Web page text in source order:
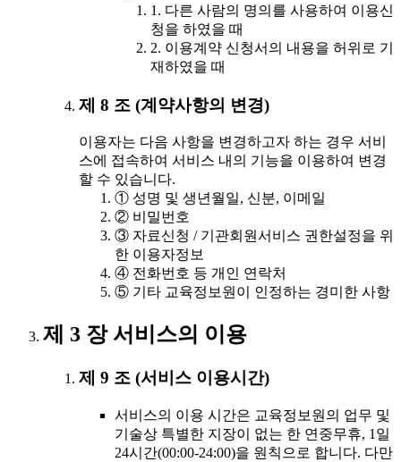
1. 다른 사람의 명의를 사용하여 이용신
청을 하였을 때
2. 이용계약 신청서의 내용을 허위로 기
재하였을 때
제 8 조 (계약사항의 변경)
이용자는 다음 사항을 변경하고자 하는 경우 서비
스에 접속하여 서비스 내의 기능을 이용하여 변경
할 수 있습니다.
① 성명 및 생년월일, 신분, 이메일
② 비밀번호
③ 자료신청 / 기관회원서비스 권한설정을 위
한 이용자정보
④ 전화번호 등 개인 연락처
⑤ 기타 교육정보원이 인정하는 경미한 사항
제 3 장 서비스의 이용
제 9 조 (서비스 이용시간)
서비스의 이용 시간은 교육정보원의 업무 및
기술상 특별한 지장이 없는 한 연중무휴, 1일
24시간(00:00-24:00)을 원칙으로 합니다. 다만